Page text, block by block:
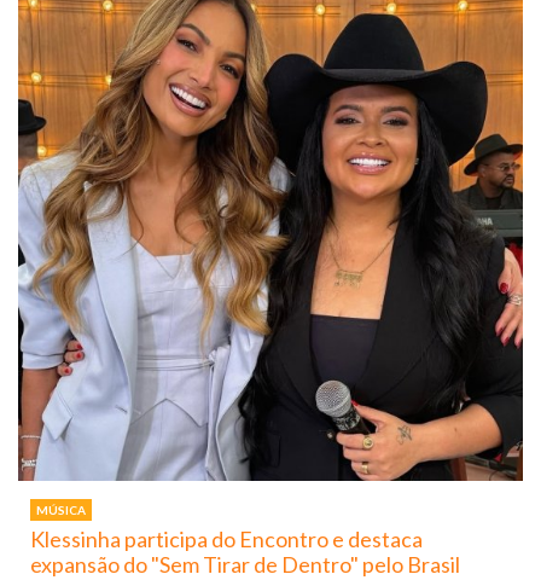
MÚSICA
Klessinha participa do Encontro e destaca
expansão do "Sem Tirar de Dentro" pelo Brasil